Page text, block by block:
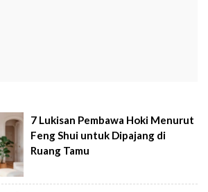
7 Lukisan Pembawa Hoki Menurut
Feng Shui untuk Dipajang di
Ruang Tamu